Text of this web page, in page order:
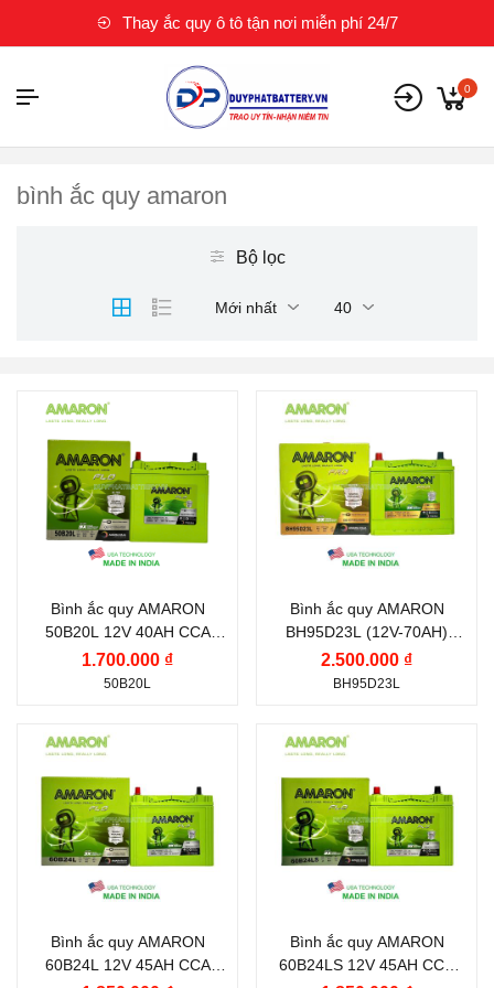
Thay ắc quy ô tô tận nơi miễn phí 24/7
0
bình ắc quy amaron
Bộ lọc
Mới nhất 40
Bình ắc quy AMARON
50B20L 12V 40AH CCA
350A
1.700.000 ₫
50B20L
Thương hiệu ắc quy:
AMARON
Điện thế (V):12 V
Dòng khởi động CCA
Dung lượng (Ah):70 Ah
Nước sản xuất:Hàn
Quốc
chuẩn
Bình ắc quy AMARON
BH95D23L (12V-70AH)
CCA 600A
2.500.000 ₫
BH95D23L
Thương hiệu ắc quy:
AMARON
Điện thế (V):12 V
Dòng khởi động CCA
Công nghệ:MF (Kín
Bình ắc quy AMARON
60B24L 12V 45AH CCA
Thương hiệu ắc quy:
AMARON
Điện thế (V):12 V
Dòng khởi động CCA
Công nghệ:MF (Kín
Bình ắc quy AMARON
60B24LS 12V 45AH CCA